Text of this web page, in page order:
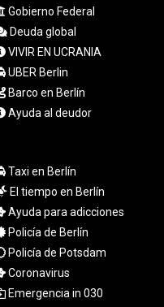
51.602087
1.154855
46.366868
137.825311
3.151849
655.468764
0.018606
0.000271
3.121053
Gobierno Federal
Deuda global
VIVIR EN UCRANIA
UBER Berlin
Barco en Berlín
Ayuda al deudor
Taxi en Berlín
El tiempo en Berlín
Ayuda para adicciones
Policía de Berlín
Policía de Potsdam
Coronavirus
Emergencia in 030